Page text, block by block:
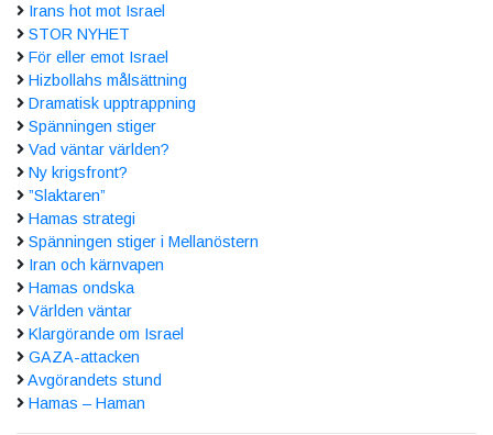
Irans hot mot Israel
STOR NYHET
För eller emot Israel
Hizbollahs målsättning
Dramatisk upptrappning
Spänningen stiger
Vad väntar världen?
Ny krigsfront?
”Slaktaren”
Hamas strategi
Spänningen stiger i Mellanöstern
Iran och kärnvapen
Hamas ondska
Världen väntar
Klargörande om Israel
GAZA-attacken
Avgörandets stund
Hamas – Haman